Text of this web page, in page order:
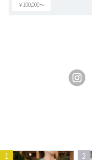
￥100,000～
1 2